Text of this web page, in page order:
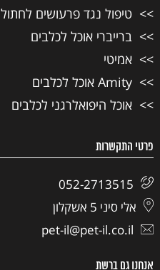
טיפול נגד פרעושים לחתול
ברייברי אוכל לכלבים
אמיטי
Amity אוכל לכלבים
אוכל היפואלרגני לכלבים
פרטי התקשרות
052-2713515
אלי סיני 5 אשקלון
pet-il@pet-il.co.il
אנחנו גם ברשת